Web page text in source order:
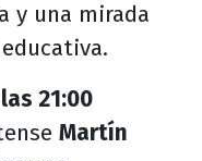
y una mirada
21:00
Martín